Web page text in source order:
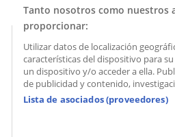
Barcelona, Spain
Tanto nosotros como nuestros
proporcionar:
Utilizar datos de localización
características del dispositivo para
un dispositivo y/o acceder a ella.
de publicidad y contenido,
Lista de asociados (proveedores)